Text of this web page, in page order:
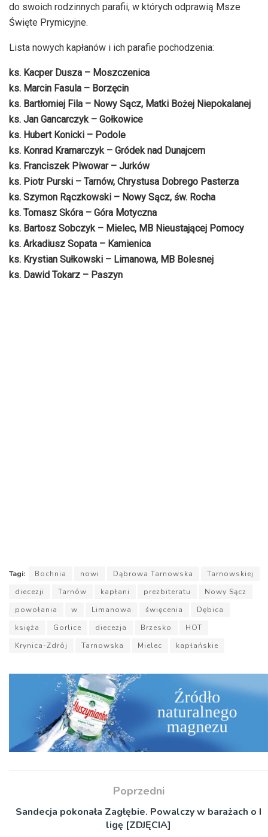
do swoich rodzinnych parafii, w których odprawią Msze
Święte Prymicyjne.
Lista nowych kapłanów i ich parafie pochodzenia:
ks. Kacper Dusza – Moszczenica
ks. Marcin Fasula – Borzęcin
ks. Bartłomiej Fila – Nowy Sącz, Matki Bożej Niepokalanej
ks. Jan Gancarczyk – Gołkowice
ks. Hubert Konicki – Podole
ks. Konrad Kramarczyk – Gródek nad Dunajcem
ks. Franciszek Piwowar – Jurków
ks. Piotr Purski – Tarnów, Chrystusa Dobrego Pasterza
ks. Szymon Rączkowski – Nowy Sącz, św. Rocha
ks. Tomasz Skóra – Góra Motyczna
ks. Bartosz Sobczyk – Mielec, MB Nieustającej Pomocy
ks. Arkadiusz Sopata – Kamienica
ks. Krystian Sułkowski – Limanowa, MB Bolesnej
ks. Dawid Tokarz – Paszyn
Tagi: Bochnia nowi Dąbrowa Tarnowska
Tarnowskiej
diecezji
Tarnów kapłani prezbiteratu
Nowy Sącz
powołania
w Limanowa święcenia
Dębica
księża
Gorlice diecezja Brzesko
HOT
Krynica-Zdrój
Tarnowska Mielec kapłańskie
Poprzedni
Sandecja pokonała Zagłębie. Powalczy w barażach o I
ligę [ZDJĘCIA]